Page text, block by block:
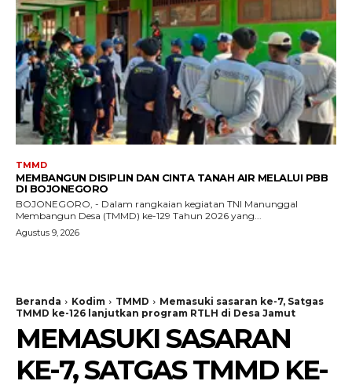
TMMD
MEMBANGUN DISIPLIN DAN CINTA TANAH AIR MELALUI PBB
DI BOJONEGORO
BOJONEGORO, - Dalam rangkaian kegiatan TNI Manunggal
Membangun Desa (TMMD) ke-129 Tahun 2026 yang...
Agustus 9, 2026